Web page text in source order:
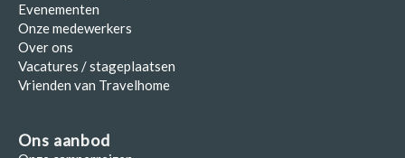
Evenementen
Onze medewerkers
Over ons
Vacatures / stageplaatsen
Vrienden van Travelhome
Ons aanbod